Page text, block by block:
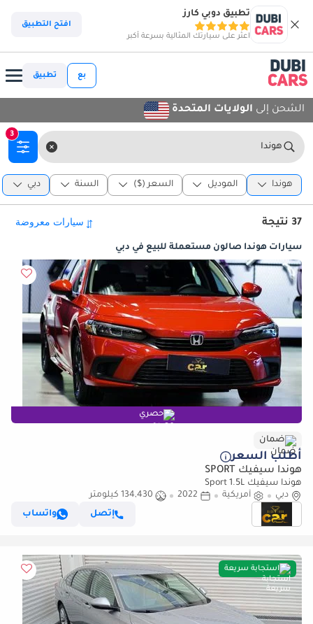
تطبيق دوبي كارز
اعثر على سيارتك المثالية بسرعة أكبر
افتح التطبيق
بع تطبيق
الشحن إلى الولايات المتحدة
هوندا
3
هوندا الموديل السعر ($) السنة دبي
37 نتيجة
سيارات هوندا صالون مستعملة للبيع في دبي
حصري
ضمان
أطلب السعر
هوندا سيفيك SPORT
هوندا سيفيك Sport 1.5L
دبي
أمريكية 2022
134,430 كيلومتر
إتصل
واتساب
استجابة سريعة